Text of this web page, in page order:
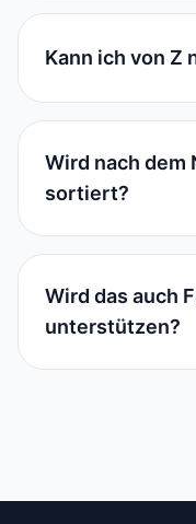
Kann ich von Z
Wird nach dem
sortiert?
Wird das auch
unterstützen?